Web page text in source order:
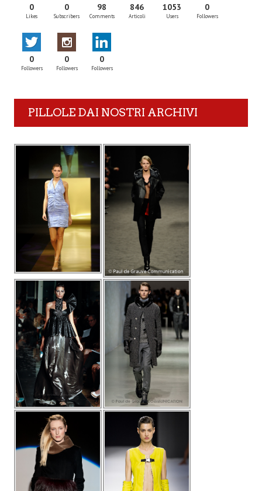
0
Likes
0
Subscribers
98
Comments
846
Articoli
1053
Users
0
Followers
0
Followers
0
Followers
0
Followers
PILLOLE DAI NOSTRI ARCHIVI